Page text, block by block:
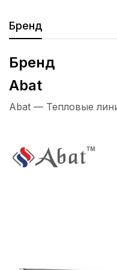
Бренд
Бренд
Abat
Abat — Тепловые